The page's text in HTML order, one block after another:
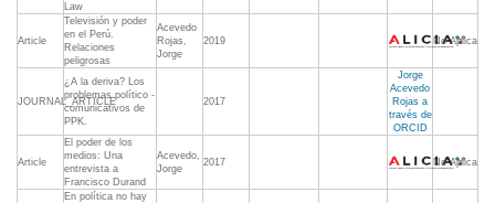
Law
Article
Televisión y poder
en el Perú.
Relaciones
peligrosas
Acevedo
Rojas,
Jorge
2019 No Aplica
JOURNAL_ARTICLE
¿A la deriva? Los
problemas político -
comunicativos de
PPK.
2017
Jorge
Acevedo
Rojas a
través de
ORCID
Article
El poder de los
medios: Una
entrevista a
Francisco Durand
Acevedo,
Jorge
2017 No Aplica
En política no hay